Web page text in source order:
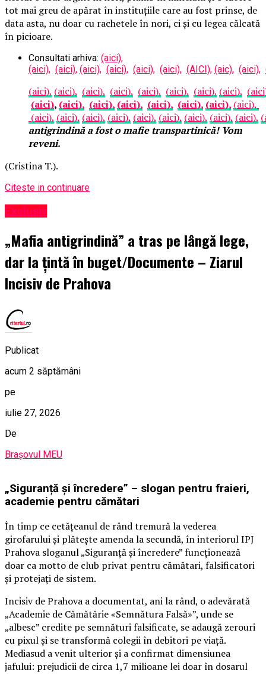
tot mai greu de apărat în instituțiile care au fost prinse, de
data asta, nu doar cu rachetele în nori, ci și cu legea călcată
în picioare.
Consultati arhiva: (aici),
(aici), (aici), (aici), (aici), (aici), (aici), (AICI), (aic), (aici),
(aici), (aici), (aici), (aici), (aici), (aici), (aici), (aici),
(aici), (aici), (aici), (aici), (aici), (aici), (aici), (aici),
(aici), (aici), (aici), (aici), (aici), (aici), (aici), (aici), (aici),
antigrindină a fost o mafie transpartinică! Vom
reveni.
(Cristina T.).
Citeste in continuare
Exclusiv
„Mafia antigrindină” a tras pe lângă lege,
dar la țintă în buget/Documente – Ziarul
Incisiv de Prahova
Publicat
acum 2 săptămâni
pe
iulie 27, 2026
De
Brașovul MEU
„Siguranță și încredere” – slogan pentru fraieri,
academie pentru cămătari
În timp ce cetățeanul de rând tremură la vederea
girofarului și plătește amenda la secundă, în interiorul IPJ
Prahova sloganul „Siguranță și încredere” funcționează
doar ca motto de club privat pentru cămătari, falsificatori
și protejați de sistem.
Incisiv de Prahova a documentat, ani la rând, o adevărată
„Academie de Cămătărie «Semnătura Falsă»”, unde se
„albesc” credite pe semnături falsificate, se adaugă zerouri
cu pixul și se transformă colegii în debitori pe viață.
Mediasud a venit ulterior și a confirmat dimensiunea
jafului: prejudicii de circa 1,7 milioane lei doar în dosarul